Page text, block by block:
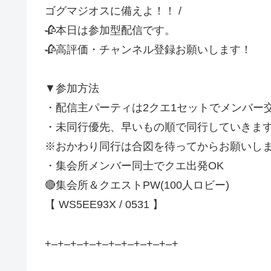
ゴグマジオスに備えよ！！ /
🥀本日は参加型配信です。
🥀高評価・チャンネル登録お願いします！
▼参加方法
・配信主パーティは2クエ1セットでメンバー
・未同行優先、早いもの順で同行していきます
※おかわり同行は合図を待ってからお願いし
・集会所メンバー同士でクエ出発OK
🔴集会所＆クエストPW(100人ロビー)
【 WS5EE93X / 0531 】
+–+–+–+–+–+–+–+–+–+–+